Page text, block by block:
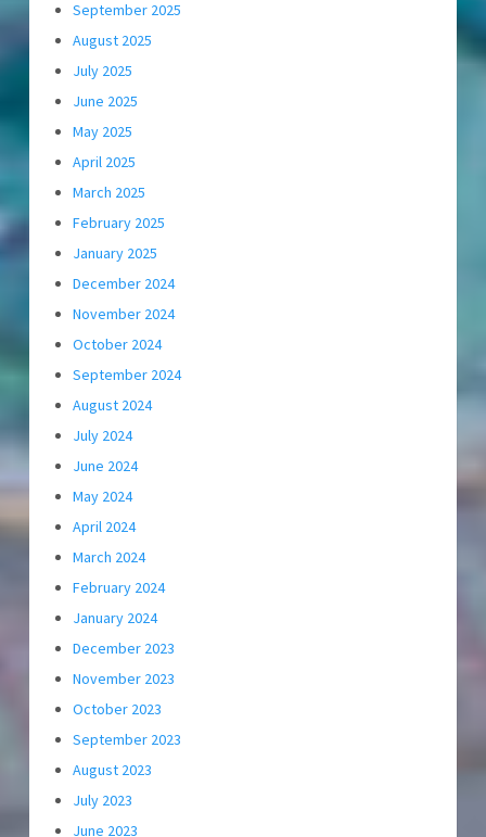
September 2025
August 2025
July 2025
June 2025
May 2025
April 2025
March 2025
February 2025
January 2025
December 2024
November 2024
October 2024
September 2024
August 2024
July 2024
June 2024
May 2024
April 2024
March 2024
February 2024
January 2024
December 2023
November 2023
October 2023
September 2023
August 2023
July 2023
June 2023